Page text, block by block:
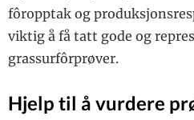
fôropptak og
viktig å få tatt gode og
grassurfôrprøver.
Hjelp til å vurdere